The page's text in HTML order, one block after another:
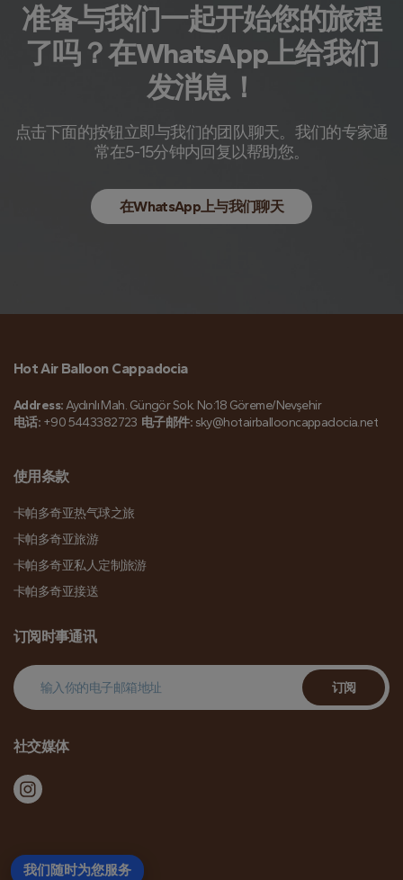
准备与我们一起开始您的旅程
了吗？在WhatsApp上给我们
发消息！
点击下面的按钮立即与我们的团队聊天。我们的专家通
常在5-15分钟内回复以帮助您。
在WhatsApp上与我们聊天
Hot Air Balloon Cappadocia
Address:Aydınlı Mah. Güngör Sok. No:18 Göreme/Nevşehir
电话: +90 5443382723 电子邮件: sky@hotairballooncappadocia.net
使用条款
卡帕多奇亚热气球之旅
卡帕多奇亚旅游
卡帕多奇亚私人定制旅游
卡帕多奇亚接送
订阅时事通讯
订阅
社交媒体
我们随时为您服务